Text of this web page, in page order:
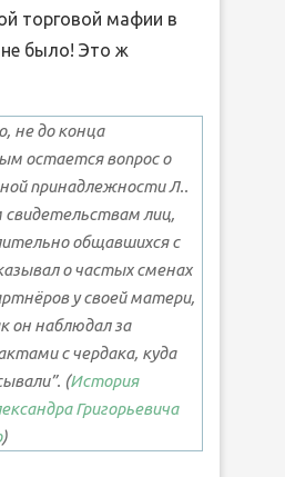
торговой мафии в
было! Это ж
не до конца
остается вопрос о
принадлежности Л..
лиц,
общавшихся с
о частых сменах
у своей матери,
он наблюдал за
с чердака, куда
(История
Григорьевича
)